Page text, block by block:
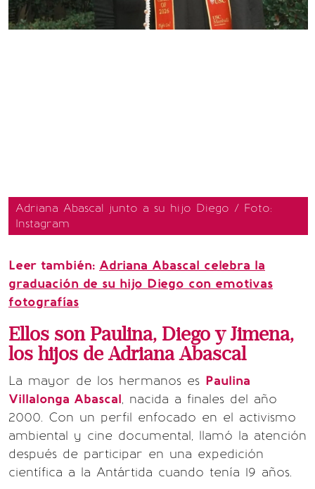
Adriana Abascal junto a su hijo Diego / Foto:
Instagram
Leer también: Adriana Abascal celebra la
graduación de su hijo Diego con emotivas
fotografías
Ellos son Paulina, Diego y Jimena,
los hijos de Adriana Abascal
La mayor de los hermanos es Paulina
Villalonga Abascal, nacida a finales del año
2000. Con un perfil enfocado en el activismo
ambiental y cine documental, llamó la atención
después de participar en una expedición
científica a la Antártida cuando tenía 19 años.